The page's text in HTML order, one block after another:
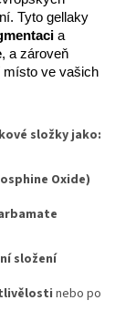
Tyto gellaky
a
, a zároveň
místo ve vašich
složky jako:
Oxide)
složení
nebo po